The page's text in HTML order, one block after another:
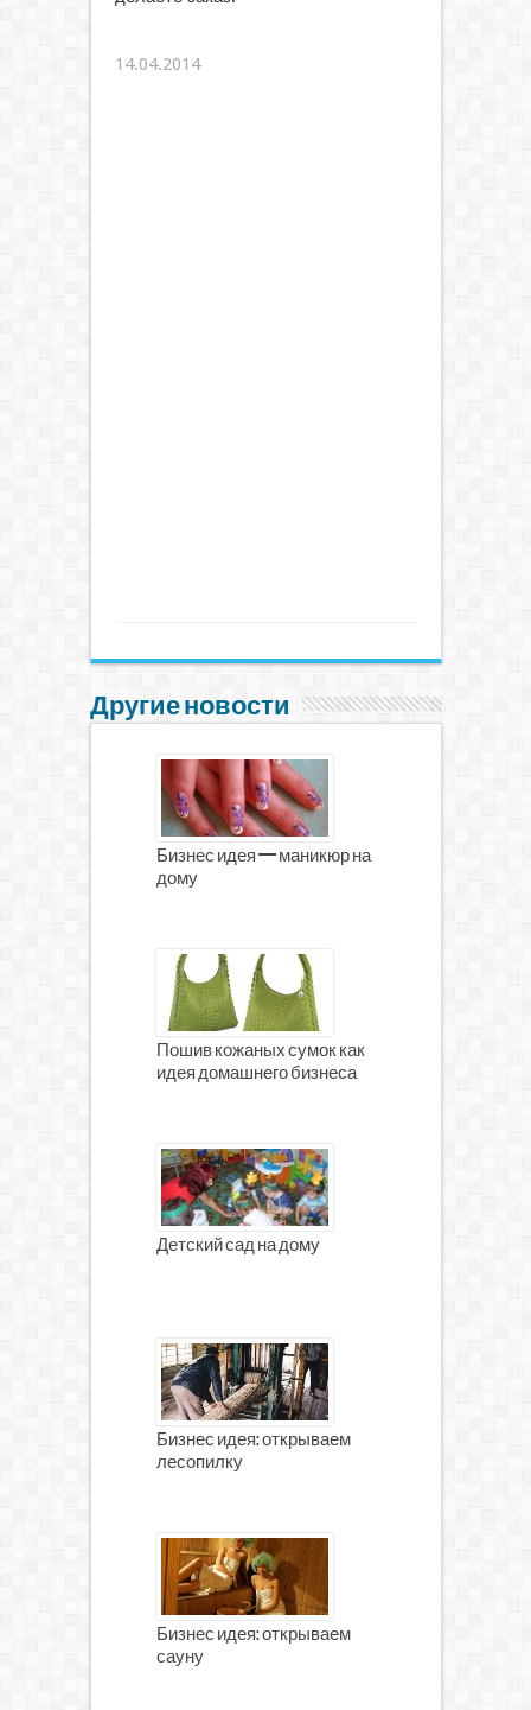
14.04.2014
Другие новости
Бизнес идея — маникюр на
дому
Пошив кожаных сумок как
идея домашнего бизнеса
Детский сад на дому
Бизнес идея: открываем
лесопилку
Бизнес идея: открываем
сауну